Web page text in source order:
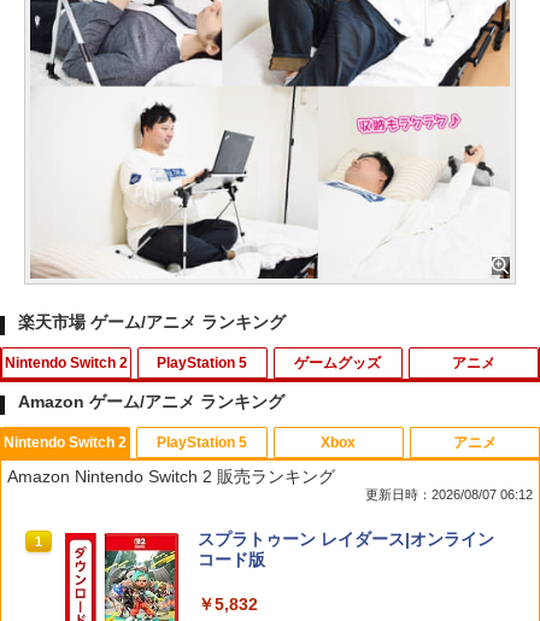
楽天市場 ゲーム/アニメ ランキング
Nintendo Switch 2
1 スプラトゥーン レイダース
PlayStation 5
1
[メール便OK]【新品】【PS5】MotoGP
24［PS5版］[在庫品]
ゲームグッズ アニメ
1
【中古】 ソニーミュージックマーケティ
ング ひだまりスケッチ× 1 完全生産限定
版 / アニプレックス [Blu-ray]【メール便
￥296
Amazon ゲーム/アニメ ランキング
Nintendo Switch 2
Amazon Nintendo Switch 2 販売ランキング
更新日時：2026/08/07 06:12
1
スプラトゥーン レイダース|オンライン
コード版
￥5,832
PlayStation 5 Xbox アニメ